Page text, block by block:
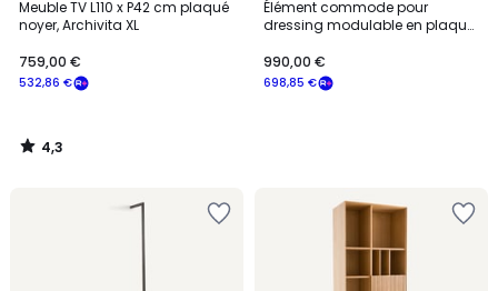
Meuble TV L110 x P42 cm plaqué
noyer, Archivita XL
532,86 €
759,00 €
/ 5
4,3
/
Élément commode pour
dressing modulable en plaqué
698,85 €
990,00 €